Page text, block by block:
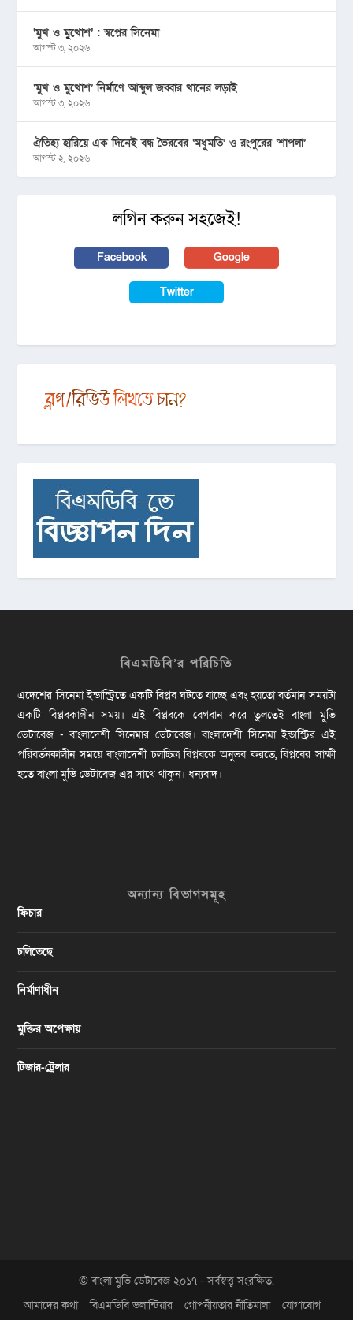
‘মুখ ও মু্খোশ’ : স্বপ্নের সিনেমা
আগস্ট ৩, ২০২৬
‘মুখ ও মুখোশ’ নির্মাণে আব্দুল জব্বার খানের লড়াই
আগস্ট ৩, ২০২৬
ঐতিহ্য হারিয়ে এক দিনেই বন্ধ ভৈরবের ‘মধুমতি’ ও রংপুরের ‘শাপলা’
আগস্ট ২, ২০২৬
লগিন করুন সহজেই!
Facebook Google
Twitter
বিএমডিবি’র পরিচিতি
এদেশের সিনেমা ইন্ডাস্ট্রিতে একটি বিপ্লব ঘটতে যাচ্ছে এবং হয়তো বর্তমান সময়টা
একটি বিপ্লবকালীন সময়। এই বিপ্লবকে বেগবান করে তুলতেই বাংলা মুভি
ডেটাবেজ - বাংলাদেশী সিনেমার ডেটাবেজ। বাংলাদেশী সিনেমা ইন্ডাস্ট্রির এই
পরিবর্তনকালীন সময়ে বাংলাদেশী চলচ্চিত্র বিপ্লবকে অনুভব করতে, বিপ্লবের সাক্ষী
হতে বাংলা মুভি ডেটাবেজ এর সাথে থাকুন। ধন্যবাদ।
অন্যান্য বিভাগসমূহ
ফিচার
চলিতেছে
নির্মাণাধীন
মুক্তির অপেক্ষায়
টিজার-ট্রেলার
© বাংলা মুভি ডেটাবেজ ২০১৭ - সর্বস্বত্ত্ব সংরক্ষিত.
আমাদের কথা
বিএমডিবি ভলান্টিয়ার গোপনীয়তার নীতিমালা
যোগাযোগ